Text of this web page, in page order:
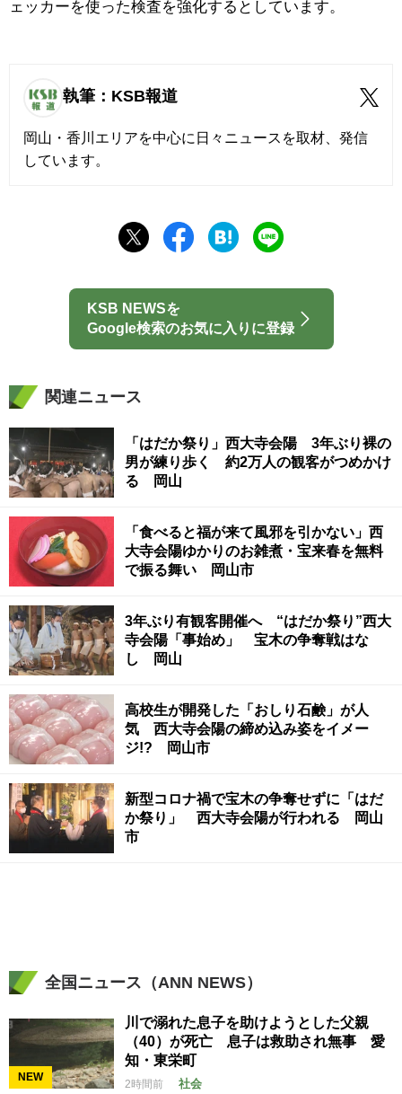
ェッカーを使った検査を強化するとしています。
執筆：KSB報道
岡山・香川エリアを中心に日々ニュースを取材、発信
しています。
KSB NEWSを
Google検索のお気に入りに登録
関連ニュース
「はだか祭り」西大寺会陽 3年ぶり裸の
男が練り歩く 約2万人の観客がつめかけ
る 岡山
「食べると福が来て風邪を引かない」西
大寺会陽ゆかりのお雑煮・宝来春を無料
で振る舞い 岡山市
3年ぶり有観客開催へ “はだか祭り”西大
寺会陽「事始め」 宝木の争奪戦はな
し 岡山
高校生が開発した「おしり石鹸」が人
気 西大寺会陽の締め込み姿をイメー
ジ!? 岡山市
新型コロナ禍で宝木の争奪せずに「はだ
か祭り」 西大寺会陽が行われる 岡山
市
全国ニュース（ANN NEWS）
NEW
川で溺れた息子を助けようとした父親
（40）が死亡 息子は救助され無事 愛
知・東栄町
2時間前 社会